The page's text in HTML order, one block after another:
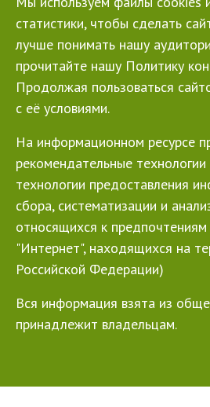
статистики, чтобы сделать
лучше понимать нашу
прочитайте нашу Политику
Продолжая пользоваться
с её условиями.
На информационном ресурсе
рекомендательные
технологии предоставления
сбора, систематизации и
относящихся к предпочтениям
"Интернет", находящихся на
Российской Федерации)
Вся информация взята из
принадлежит владельцам.